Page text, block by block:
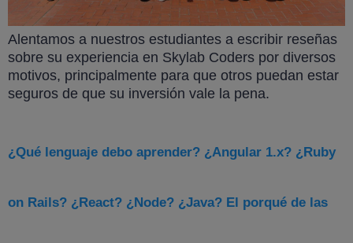
Alentamos a nuestros estudiantes a escribir reseñas
sobre su experiencia en Skylab Coders por diversos
motivos, principalmente para que otros puedan estar
seguros de que su inversión vale la pena.
¿Qué lenguaje debo aprender? ¿Angular 1.x? ¿Ruby
on Rails? ¿React? ¿Node? ¿Java? El porqué de las